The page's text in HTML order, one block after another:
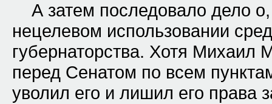
А затем последовало дело
нецелевом использовании
губернаторства. Хотя Михаил
перед Сенатом по всем
уволил его и лишил его права